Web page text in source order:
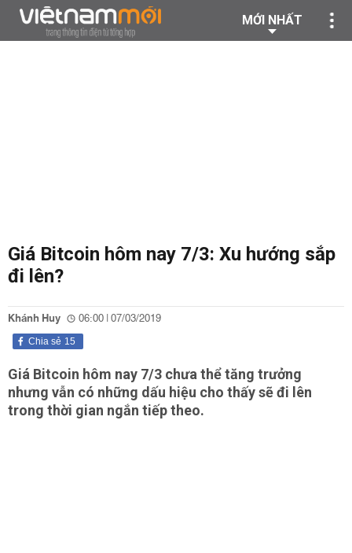
MỚI NHẤT
Giá Bitcoin hôm nay 7/3: Xu hướng sắp
đi lên?
Khánh Huy 06:00 | 07/03/2019
15
Chia sẻ
Giá Bitcoin hôm nay 7/3 chưa thể tăng trưởng
nhưng vẫn có những dấu hiệu cho thấy sẽ đi lên
trong thời gian ngắn tiếp theo.